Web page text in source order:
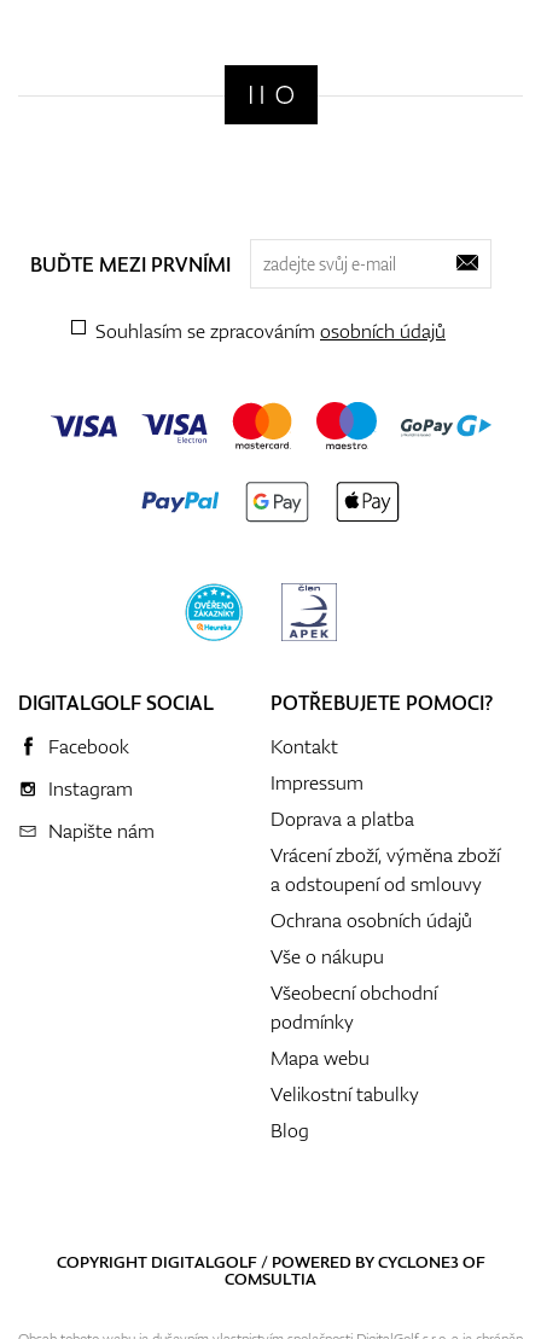
BUĎTE MEZI PRVNÍMI
Souhlasím se zpracováním osobních údajů
DIGITALGOLF SOCIAL
Facebook
Instagram
Napište nám
POTŘEBUJETE POMOCI?
Kontakt
Impressum
Doprava a platba
Vrácení zboží, výměna zboží
a odstoupení od smlouvy
Ochrana osobních údajů
Vše o nákupu
Všeobecní obchodní
podmínky
Mapa webu
Velikostní tabulky
Blog
COPYRIGHT DIGITALGOLF / POWERED BYCYCLONE3OF
COMSULTIA